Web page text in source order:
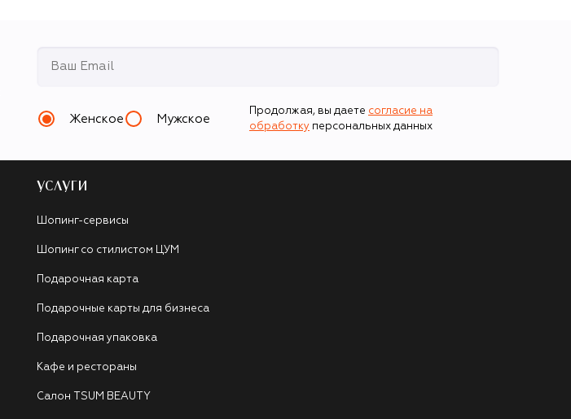
Женское Мужское
Продолжая, вы даете согласие на
обработку персональных данных
УСЛУГИ
Шопинг-сервисы
Шопинг со стилистом ЦУМ
Подарочная карта
Подарочные карты для бизнеса
Подарочная упаковка
Кафе и рестораны
Салон TSUM BEAUTY